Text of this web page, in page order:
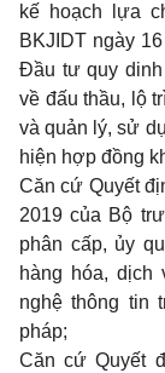
kế hoạch lựa
BKJIDT ngày
Đầu tư quy dinh
về đấu thầu, lộ
và quản lý, sử
hiện hợp đồng
Căn cứ Quyết
2019 của Bộ
phân cấp, ủy
hàng hóa,
nghệ thông tin
pháp;
Căn cứ Quyết